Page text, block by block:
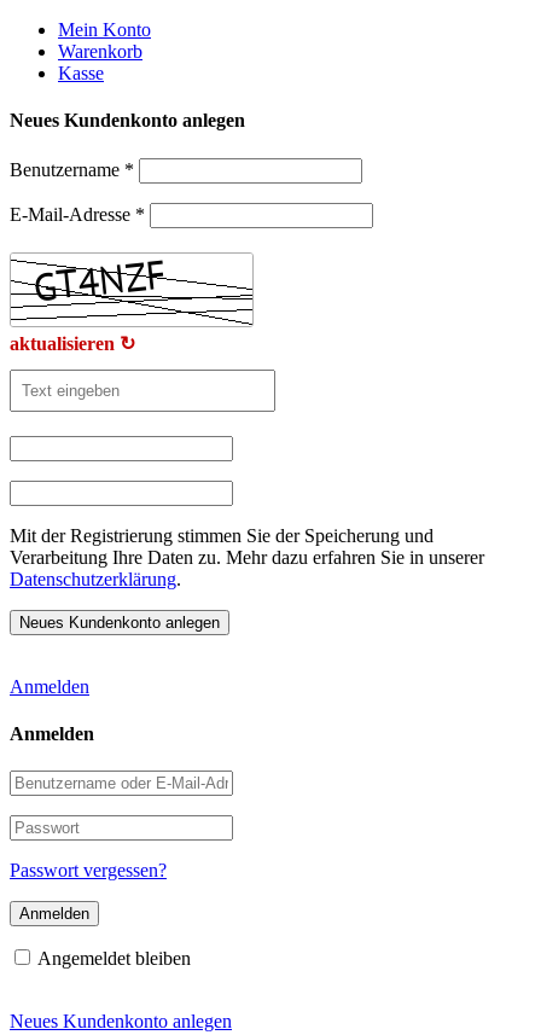
Weiter
zum
Inhalt
Mein Konto
Warenkorb
Kasse
Neues Kundenkonto anlegen
Benutzername *
E-Mail-Adresse *
aktualisieren ↻
Mit der Registrierung stimmen Sie der Speicherung und
Verarbeitung Ihre Daten zu. Mehr dazu erfahren Sie in unserer
Datenschutzerklärung.
Anmelden
Anmelden
Benutzername
oder
E-
Mail-
Adresse
Passwort
Passwort vergessen?
Angemeldet bleiben
Neues Kundenkonto anlegen